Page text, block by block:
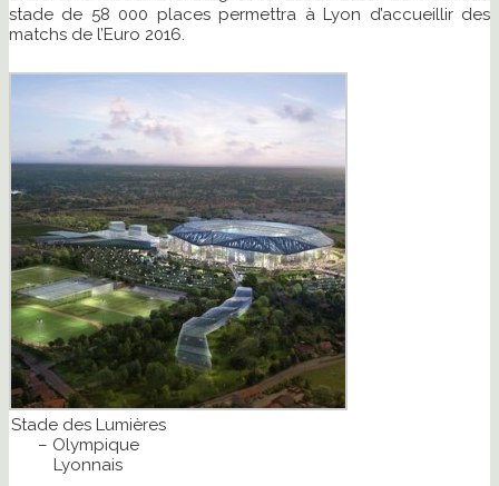
stade de 58 000 places permettra à Lyon d’accueillir des
matchs de l’Euro 2016.
Stade des Lumières
– Olympique
Lyonnais